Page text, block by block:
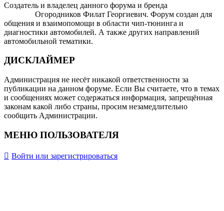
Создатель и владелец данного форума и бренда
Огородников Филат Георгиевич. Форум создан для
общения и взаимопомощи в области чип-тюнинга и
диагностики автомобилей. А также других направлений
автомобильной тематики.
ДИСКЛАЙМЕР
Администрация не несёт никакой ответственности за
публикации на данном форуме. Если Вы считаете, что в темах
и сообщениях может содержаться информация, запрещённая
законам какой либо страны, просим незамедлительно
сообщить Администрации.
МЕНЮ ПОЛЬЗОВАТЕЛЯ
Войти или зарегистрироваться